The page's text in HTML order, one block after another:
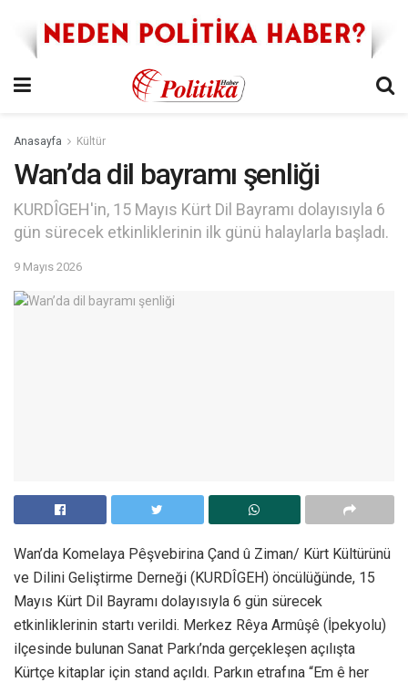
Anasayfa Kültür
Wan’da dil bayramı şenliği
KURDÎGEH'in, 15 Mayıs Kürt Dil Bayramı dolayısıyla 6
gün sürecek etkinliklerinin ilk günü halaylarla başladı.
9 Mayıs 2026
Wan’da Komelaya Pêşvebirina Çand û Ziman/ Kürt Kültürünü
ve Dilini Geliştirme Derneği (KURDÎGEH) öncülüğünde, 15
Mayıs Kürt Dil Bayramı dolayısıyla 6 gün sürecek
etkinliklerinin startı verildi. Merkez Rêya Armûşê (İpekyolu)
ilçesinde bulunan Sanat Parkı’nda gerçekleşen açılışta
Kürtçe kitaplar için stand açıldı. Parkın etrafına “Em ê her